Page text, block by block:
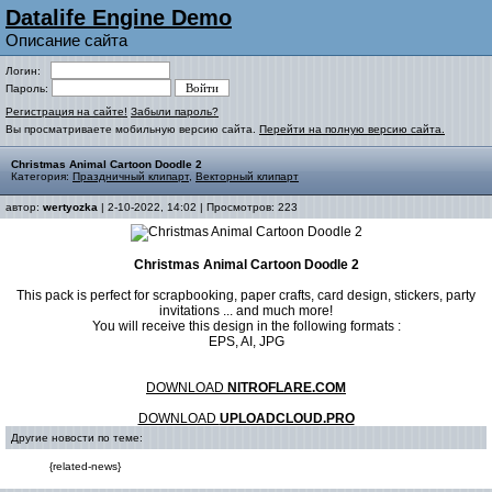
Datalife Engine Demo
Описание сайта
Логин:
Пароль:
Регистрация на сайте! Забыли пароль?
Вы просматриваете мобильную версию сайта. Перейти на полную версию сайта.
Christmas Animal Cartoon Doodle 2
Категория: Праздничный клипарт, Векторный клипарт
автор: wertyozka | 2-10-2022, 14:02 | Просмотров: 223
Christmas Animal Cartoon Doodle 2
This pack is perfect for scrapbooking, paper crafts, card design, stickers, party
invitations ... and much more!
You will receive this design in the following formats :
EPS, AI, JPG
DOWNLOAD NITROFLARE.COM
DOWNLOAD UPLOADCLOUD.PRO
Другие новости по теме:
{related-news}